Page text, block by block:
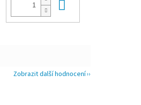
Zobrazit další hodnocení